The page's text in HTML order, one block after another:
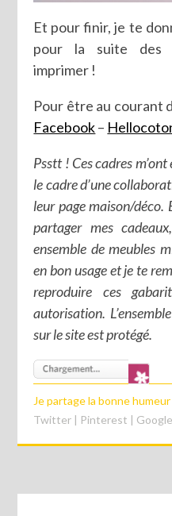
Et pour finir, je te
pour la suite des
imprimer !
Pour être au courant
Facebook–
Psstt ! Ces cadres
le cadre d’une
leur page maison/déco.
partager mes
ensemble de meubles
en bon usage et je te
reproduire ces
autorisation.
sur le site est protégé.
Je partage la bonne humeur
Twitter | Pinterest |